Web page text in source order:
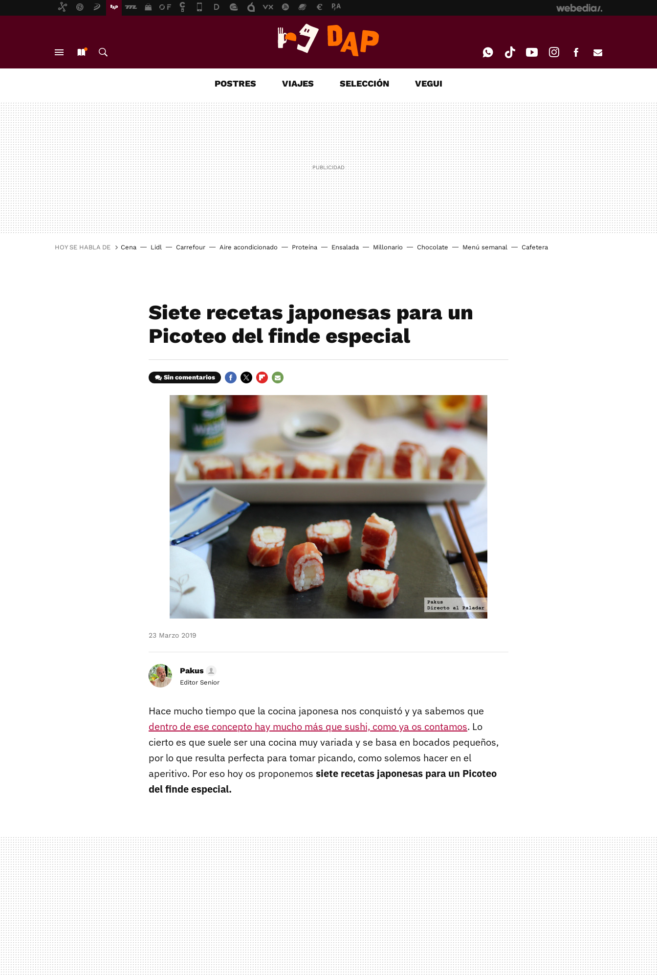
MAIL
POSTRES VIAJES SELECCIÓN VEGUI
HOY SE HABLA DE Cena Lidl Carrefour Aire acondicionado Proteína Ensalada Millonario Chocolate Menú semanal Cafetera
Siete recetas japonesas para un
Picoteo del finde especial
Sin comentarios
23 Marzo 2019
Pakus
Editor Senior
Hace mucho tiempo que la cocina japonesa nos conquistó y ya sabemos que
dentro de ese concepto hay mucho más que sushi, como ya os contamos. Lo
cierto es que suele ser una cocina muy variada y se basa en bocados pequeños,
por lo que resulta perfecta para tomar picando, como solemos hacer en el
aperitivo. Por eso hoy os proponemos siete recetas japonesas para un Picoteo
del finde especial.